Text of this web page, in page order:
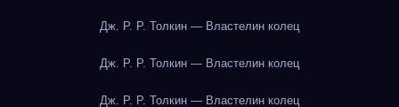
Дж. Р. Р. Толкин — Властелин колец
Дж. Р. Р. Толкин — Властелин колец
Дж. Р. Р. Толкин — Властелин колец